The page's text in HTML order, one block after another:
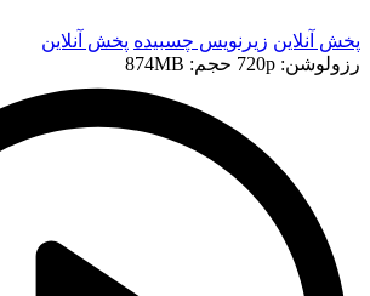
پخش آنلاین زیرنویس چسبیده پخش آنلاین
رزولوشن: 720p
حجم: 874MB